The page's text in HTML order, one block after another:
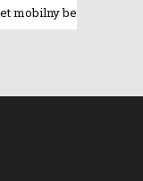
mobilny bez limitu